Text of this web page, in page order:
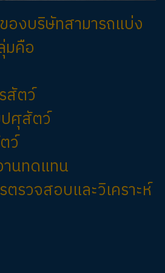
องบริษัทสามารถแบ่ง
มคือ
สัตว์
ศุสัตว์
ว์
นทดแทน
รวจสอบและวิเคราะห์